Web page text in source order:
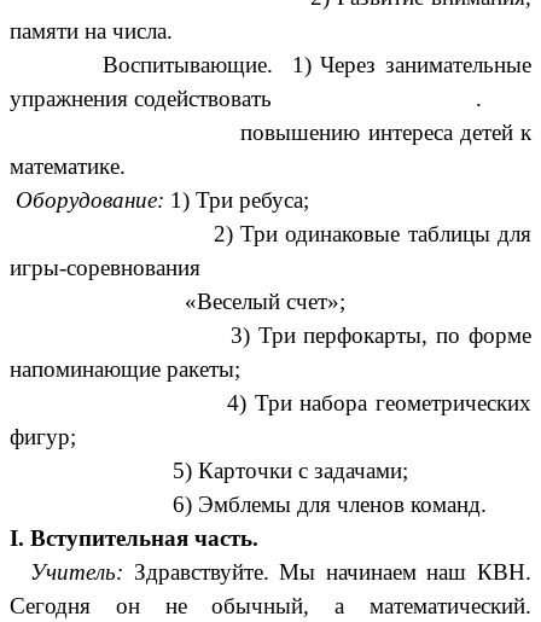
памяти на числа.
Воспитывающие. 1) Через занимательные
упражнения содействовать .
повышению интереса детей к
математике.
Оборудование: 1) Три ребуса;
2) Три одинаковые таблицы для
игры-соревнования
«Веселый счет»;
3) Три перфокарты, по форме
напоминающие ракеты;
4) Три набора геометрических
фигур;
5) Карточки с задачами;
6) Эмблемы для членов команд.
I. Вступительная часть.
Учитель: Здравствуйте. Мы начинаем наш КВН.
Сегодня он не обычный, а математический.